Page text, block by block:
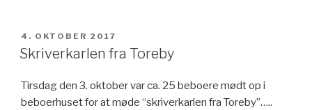
UDGIVET
DEN
4. OKTOBER 2017
Skriverkarlen fra Toreby
Tirsdag den 3. oktober var ca. 25 beboere mødt op i
beboerhuset for at møde “skriverkarlen fra Toreby”…..